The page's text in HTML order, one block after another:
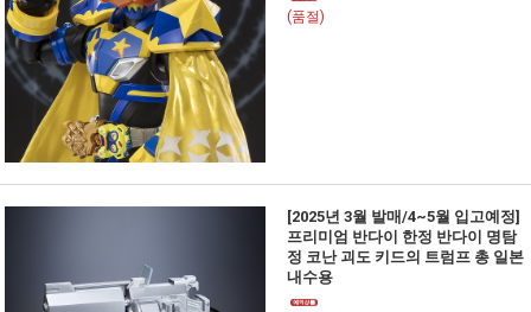
(품절)
[2025년 3월 발매/4~5월 입고예정]
프리미엄 반다이 한정 반다이 명탐
정 코난 괴도 키드의 트럼프 총 일본
내수용